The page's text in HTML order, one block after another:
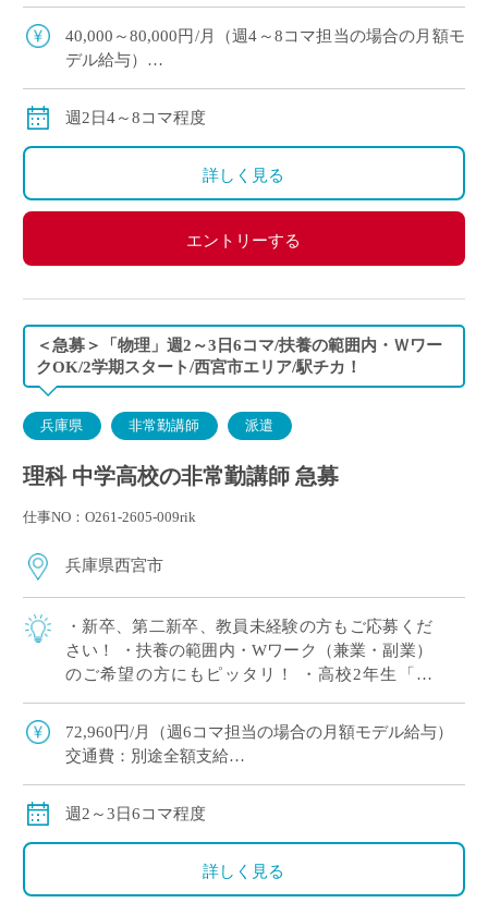
の非常勤講師で勤務いただける方を募 […]
40,000～80,000円/月（週4～8コマ担当の場合の月額モ
デル給与）
※ご勤務スタート時期によって、初月の給与は日割計
週2日4～8コマ程度
詳しく見る
エントリーする
＜急募＞「物理」週2～3日6コマ/扶養の範囲内・Ｗワー
クOK/2学期スタート/西宮市エリア/駅チカ！
兵庫県 非常勤講師 派遣
理科 中学高校の非常勤講師 急募
仕事NO：O261-2605-009rik
兵庫県西宮市
・新卒、第二新卒、教員未経験の方もご応募くだ
さい！ ・扶養の範囲内・Wワーク（兼業・副業）
のご希望の方にもピッタリ！ ・高校2年生「物
学期スタート ・兵庫県西宮市エリ […]
72,960円/月（週6コマ担当の場合の月額モデル給与）
交通費：別途全額支給
算になります
週2～3日6コマ程度
詳しく見る